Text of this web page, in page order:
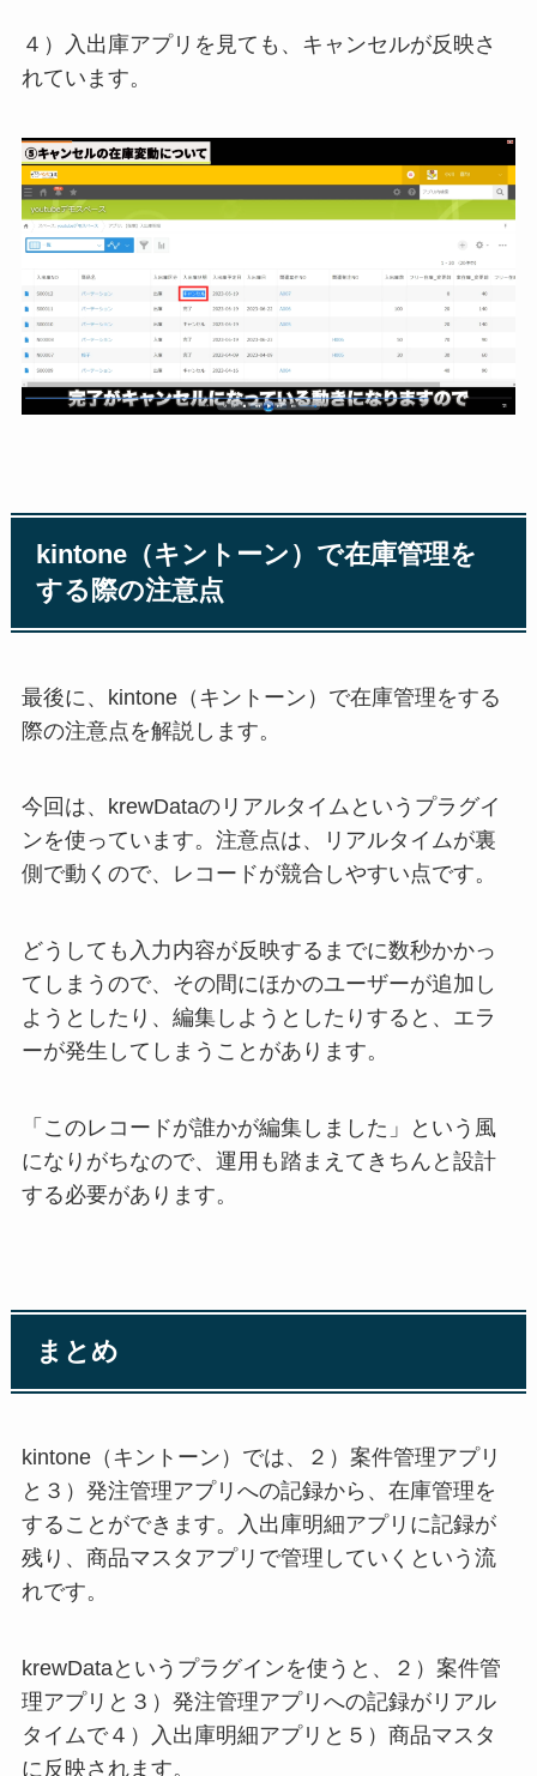
４）入出庫アプリを見ても、キャンセルが反映さ
れています。
kintone（キントーン）で在庫管理を
する際の注意点
最後に、kintone（キントーン）で在庫管理をする
際の注意点を解説します。
今回は、krewDataのリアルタイムというプラグイ
ンを使っています。注意点は、リアルタイムが裏
側で動くので、レコードが競合しやすい点です。
どうしても入力内容が反映するまでに数秒かかっ
てしまうので、その間にほかのユーザーが追加し
ようとしたり、編集しようとしたりすると、エラ
ーが発生してしまうことがあります。
「このレコードが誰かが編集しました」という風
になりがちなので、運用も踏まえてきちんと設計
する必要があります。
まとめ
kintone（キントーン）では、２）案件管理アプリ
と３）発注管理アプリへの記録から、在庫管理を
することができます。入出庫明細アプリに記録が
残り、商品マスタアプリで管理していくという流
れです。
krewDataというプラグインを使うと、２）案件管
理アプリと３）発注管理アプリへの記録がリアル
タイムで４）入出庫明細アプリと５）商品マスタ
に反映されます。